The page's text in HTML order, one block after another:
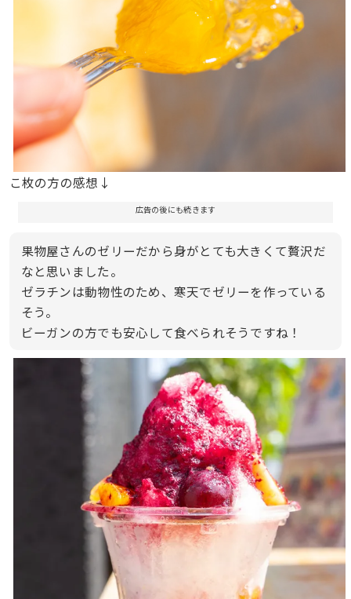
こ枚の方の感想↓
広告の後にも続きます
果物屋さんのゼリーだから身がとても大きくて贅沢だ
なと思いました。
ゼラチンは動物性のため、寒天でゼリーを作っている
そう。
ビーガンの方でも安心して食べられそうですね！